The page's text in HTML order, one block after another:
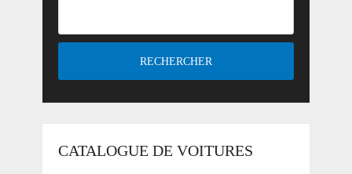
CATALOGUE DE VOITURES